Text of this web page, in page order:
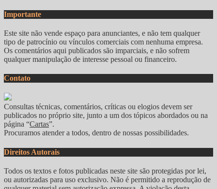
Importante
Este site não vende espaço para anunciantes, e não tem qualquer
tipo de patrocínio ou vínculos comerciais com nenhuma empresa.
Os comentários aqui publicados são imparciais, e não sofrem
qualquer manipulação de interesse pessoal ou financeiro.
Contato
Consultas técnicas, comentários, críticas ou elogios devem ser
publicados no próprio site, junto a um dos tópicos abordados ou na
página “Cartas”.
Procuramos atender a todos, dentro de nossas possibilidades.
Direitos Autorais
Todos os textos e fotos publicadas neste site são protegidas por lei,
ou autorizadas para uso exclusivo. Não é permitido a reprodução de